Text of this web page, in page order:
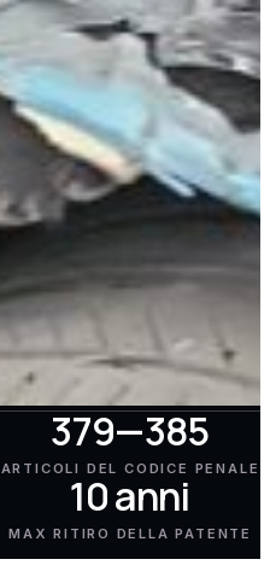
379—385
ARTICOLI DEL CODICE PENALE
10 anni
MAX RITIRO DELLA PATENTE